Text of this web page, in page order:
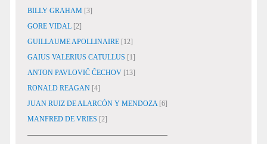
BILLY GRAHAM [3]
GORE VIDAL [2]
GUILLAUME APOLLINAIRE [12]
GAIUS VALERIUS CATULLUS [1]
ANTON PAVLOVIČ ČECHOV [13]
RONALD REAGAN [4]
JUAN RUIZ DE ALARCÓN Y MENDOZA [6]
MANFRED DE VRIES [2]